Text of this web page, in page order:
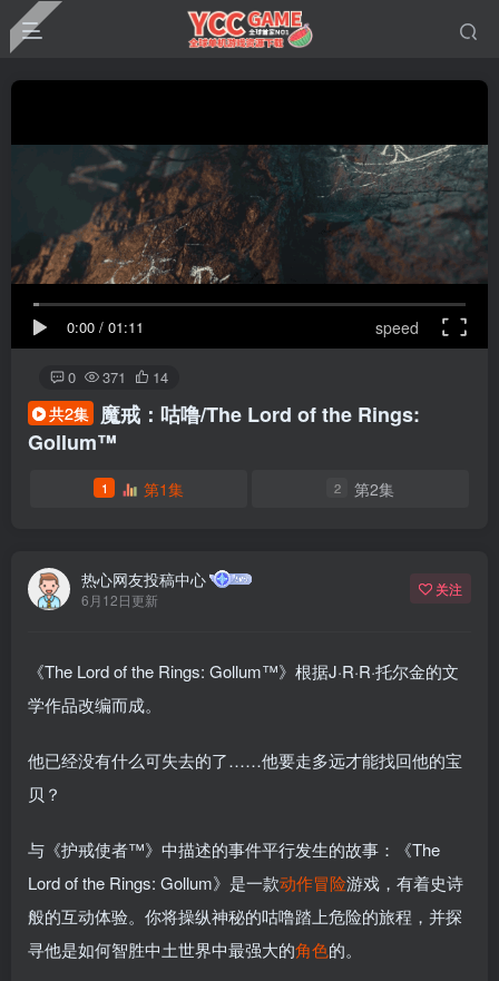
0:00 / 01:11 speed
0 371 14
共2集 魔戒：咕噜/The Lord of the Rings:
Gollum™
1 第1集 2 第2集
热心网友投稿中心
6月12日更新
关注
《The Lord of the Rings: Gollum™》根据J·R·R·托尔金的文
学作品改编而成。
他已经没有什么可失去的了……他要走多远才能找回他的宝
贝？
与《护戒使者™》中描述的事件平行发生的故事：《The
Lord of the Rings: Gollum》是一款动作冒险游戏，有着史诗
般的互动体验。你将操纵神秘的咕噜踏上危险的旅程，并探
寻他是如何智胜中土世界中最强大的角色的。